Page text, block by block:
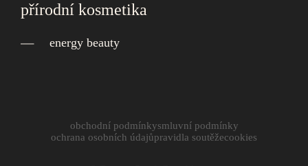
přírodní kosmetika
energy beauty
obchodní podmínkysmluvní podmínky
ochrana osobních údajůpravidla soutěžecookies